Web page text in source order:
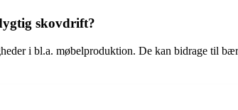
skovdrift?
i bl.a. møbelproduktion. De kan bidrage til